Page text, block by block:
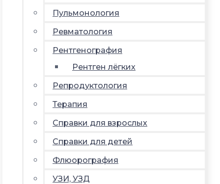
Пульмонология
Ревматология
Рентгенография
Рентген лёгких
Репродуктология
Терапия
Справки для взрослых
Справки для детей
Флюорография
УЗИ, УЗД